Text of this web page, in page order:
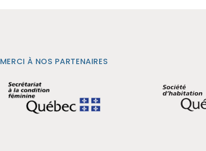
MERCI À NOS PARTENAIRES